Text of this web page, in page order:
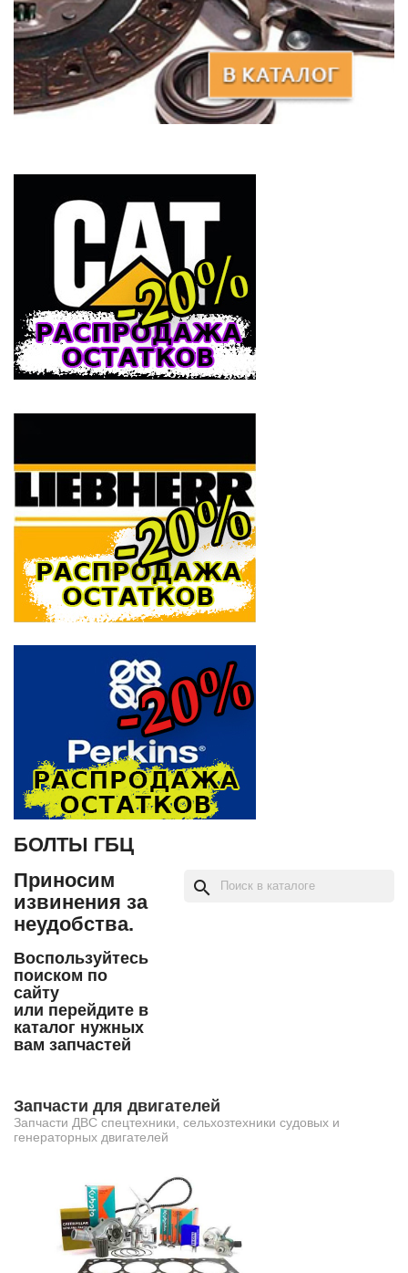
БОЛТЫ ГБЦ
Приносим
извинения за
неудобства.
Воспользуйтесь
поиском по
сайту
или перейдите в
каталог нужных
вам запчастей
search
Запчасти для двигателей
Запчасти ДВС спецтехники, сельхозтехники судовых и
генераторных двигателей